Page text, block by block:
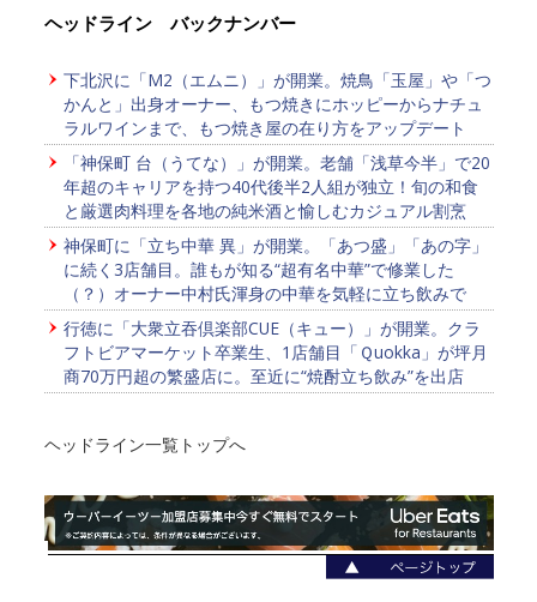
ヘッドライン バックナンバー
下北沢に「M2（エムニ）」が開業。焼鳥「玉屋」や「つ
かんと」出身オーナー、もつ焼きにホッピーからナチュ
ラルワインまで、もつ焼き屋の在り方をアップデート
「神保町 台（うてな）」が開業。老舗「浅草今半」で20
年超のキャリアを持つ40代後半2人組が独立！旬の和食
と厳選肉料理を各地の純米酒と愉しむカジュアル割烹
神保町に「立ち中華 異」が開業。「あつ盛」「あの字」
に続く3店舗目。誰もが知る“超有名中華”で修業した
（？）オーナー中村氏渾身の中華を気軽に立ち飲みで
行徳に「大衆立吞倶楽部CUE（キュー）」が開業。クラ
フトビアマーケット卒業生、1店舗目「Ｑuokka」が坪月
商70万円超の繁盛店に。至近に“焼酎立ち飲み”を出店
ヘッドライン一覧トップへ